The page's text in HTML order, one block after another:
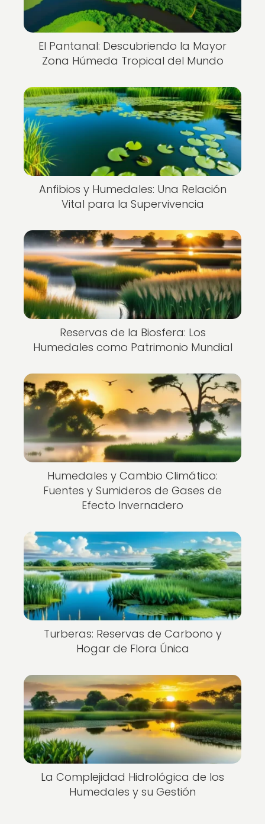
El Pantanal: Descubriendo la Mayor
Zona Húmeda Tropical del Mundo
Anfibios y Humedales: Una Relación
Vital para la Supervivencia
Reservas de la Biosfera: Los
Humedales como Patrimonio Mundial
Humedales y Cambio Climático:
Fuentes y Sumideros de Gases de
Efecto Invernadero
Turberas: Reservas de Carbono y
Hogar de Flora Única
La Complejidad Hidrológica de los
Humedales y su Gestión